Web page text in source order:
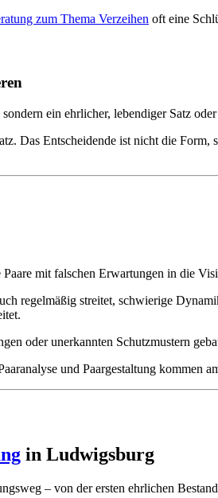
zum Thema Verzeihen oft eine
ein ehrlicher, lebendiger Satz
Das Entscheidende ist nicht die Form,
mit falschen Erwartungen in die
regelmäßig streitet, schwierige
oder unerkannten Schutzmustern
und Paargestaltung
in Ludwigsburg
– von der ersten ehrlichen